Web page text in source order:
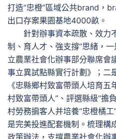
打造“忠橙”區域公共brand，
出口存案果園基地4000畝。
針對辦事資本疏散、效力
制、育人才、強支撐”思緒，
立農業社會化辦事部分聯席會
事立異試點縣實行計劃》；二
《忠縣鄉村致富帶頭人培育
村致富帶頭人”、評選縣級“擔
村勞務掮客人并培養“忠橙橘
是完美投進配套機制。梳理構
政策辦法，支撐農業社會化辦